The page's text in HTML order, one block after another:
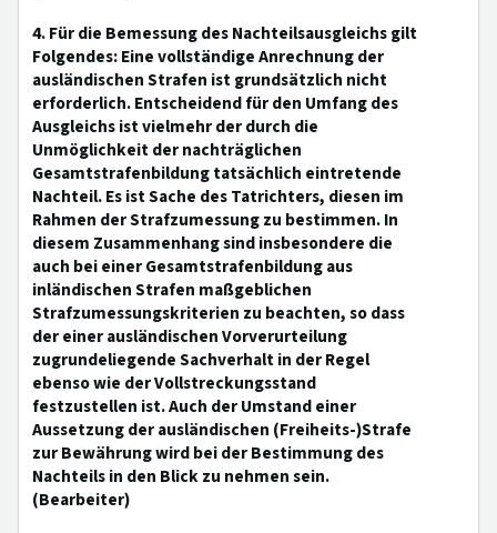
4. Für die Bemessung des Nachteilsausgleichs gilt
Folgendes: Eine vollständige Anrechnung der
ausländischen Strafen ist grundsätzlich nicht
erforderlich. Entscheidend für den Umfang des
Ausgleichs ist vielmehr der durch die
Unmöglichkeit der nachträglichen
Gesamtstrafenbildung tatsächlich eintretende
Nachteil. Es ist Sache des Tatrichters, diesen im
Rahmen der Strafzumessung zu bestimmen. In
diesem Zusammenhang sind insbesondere die
auch bei einer Gesamtstrafenbildung aus
inländischen Strafen maßgeblichen
Strafzumessungskriterien zu beachten, so dass
der einer ausländischen Vorverurteilung
zugrundeliegende Sachverhalt in der Regel
ebenso wie der Vollstreckungsstand
festzustellen ist. Auch der Umstand einer
Aussetzung der ausländischen (Freiheits-)Strafe
zur Bewährung wird bei der Bestimmung des
Nachteils in den Blick zu nehmen sein.
(Bearbeiter)